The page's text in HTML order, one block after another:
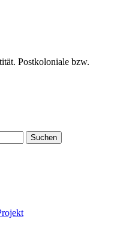
Postkoloniale bzw.